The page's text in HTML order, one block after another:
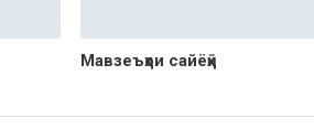
Мавзеъҳои сайёҳӣ